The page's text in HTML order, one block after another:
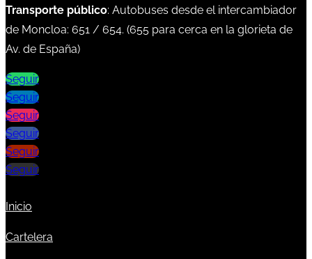
Transporte público: Autobuses desde el intercambiador
de Moncloa: 651 / 654. (655 para cerca en la glorieta de
Av. de España)
Seguir
Seguir
Seguir
Seguir
Seguir
Seguir
Inicio
Cartelera